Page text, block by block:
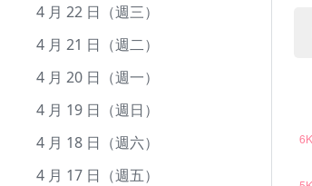
12 月 15 日（週二）
12 月 14 日（週一）
12 月 13 日（週日）
12 月 12 日（週六）
12 月 11 日（週五）
12 月 10 日（週四）
11 月 15 日（週日）
11 月 14 日（週六）
11 月 13 日（週五）
11 月 12 日（週四）
11 月 11 日（週三）
11 月 10 日（週二）
10 月 17 日（週六）
10 月 16 日（週五）
10 月 15 日（週四）
10 月 14 日（週三）
10 月 13 日（週二）
10 月 12 日（週一）
9 月 17 日（週四）
9 月 16 日（週三）
9 月 15 日（週二）
9 月 14 日（週一）
9 月 13 日（週日）
9 月 12 日（週六）
8 月 19 日（週三）
8 月 18 日（週二）
8 月 17 日（週一）
8 月 16 日（週日）
8 月 15 日（週六）
8 月 14 日（週五）
7 月 20 日（週一）
7 月 19 日（週日）
7 月 18 日（週六）
7 月 17 日（週五）
7 月 16 日（週四）
7 月 15 日（週三）
6 月 20 日（週六）
6 月 19 日（週五）
6 月 18 日（週四）
6 月 17 日（週三）
6 月 16 日（週二）
6 月 15 日（週一）
5 月 22 日（週五）
5 月 21 日（週四）
5 月 20 日（週三）
5 月 19 日（週二）
5 月 18 日（週一）
5 月 17 日（週日）
4 月 22 日（週三）
4 月 21 日（週二）
4 月 20 日（週一）
4 月 19 日（週日）
4 月 18 日（週六）
4 月 17 日（週五）